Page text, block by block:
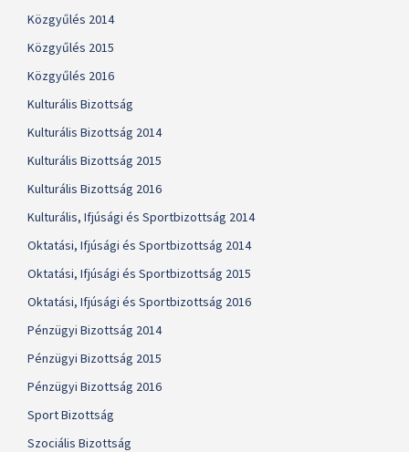
Közgyűlés 2014
Közgyűlés 2015
Közgyűlés 2016
Kulturális Bizottság
Kulturális Bizottság 2014
Kulturális Bizottság 2015
Kulturális Bizottság 2016
Kulturális, Ifjúsági és Sportbizottság 2014
Oktatási, Ifjúsági és Sportbizottság 2014
Oktatási, Ifjúsági és Sportbizottság 2015
Oktatási, Ifjúsági és Sportbizottság 2016
Pénzügyi Bizottság 2014
Pénzügyi Bizottság 2015
Pénzügyi Bizottság 2016
Sport Bizottság
Szociális Bizottság